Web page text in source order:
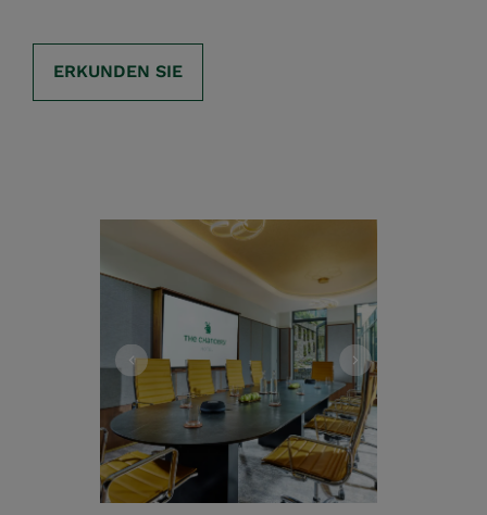
ERKUNDEN SIE